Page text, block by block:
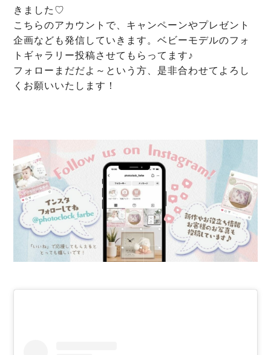
きました♡
こちらのアカウントで、キャンペーンやプレゼント
企画なども発信していきます。ベビーモデルのフォ
トギャラリー投稿させてもらってます♪
フォローまだだよ～という方、是非合わせてよろし
くお願いいたします！